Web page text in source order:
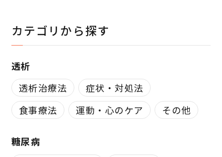
カテゴリから探す
透析
透析治療法
症状・対処法
食事療法
運動・心のケア その他
糖尿病